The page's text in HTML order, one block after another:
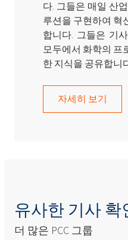
다. 그들은 매일 산
루션을 구현하여 혁
합니다. 그들은 기
모두에서 화학의 프
한 지식을 공유합니
자세히 보기
유사한 기사 확
더 많은 PCC 그룹